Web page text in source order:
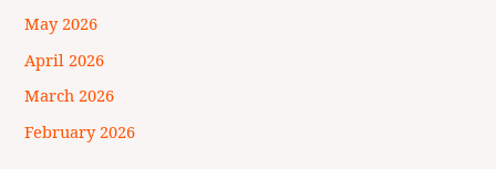
May 2026
April 2026
March 2026
February 2026